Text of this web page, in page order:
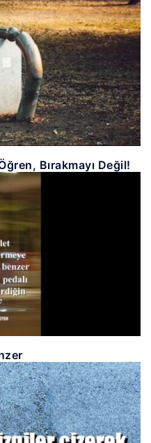
Bırakmayı Değil!